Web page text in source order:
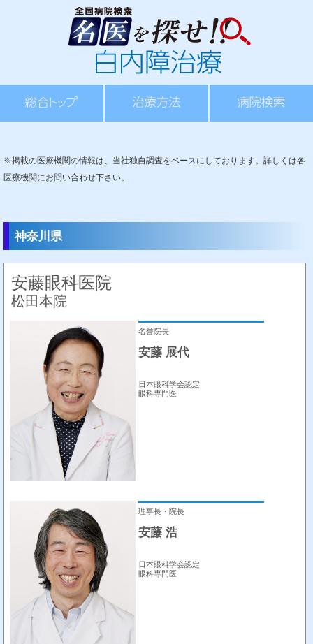
※掲載の医療機関の情報は、当社独自調査をベースにしております。詳しくは各
医療機関にお問い合わせ下さい。
神奈川県
安藤眼科医院
松田本院
名誉院長
安藤 展代
日本眼科学会認定
眼科専門医
理事長・院長
安藤 浩
日本眼科学会認定
眼科専門医